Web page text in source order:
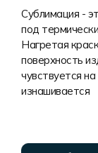
Сублимация -
под
Нагретая
поверхность
чувствуется
изнашивается